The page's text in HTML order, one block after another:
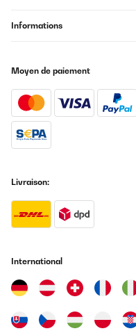
Informations
Moyen de paiement
Livraison:
International